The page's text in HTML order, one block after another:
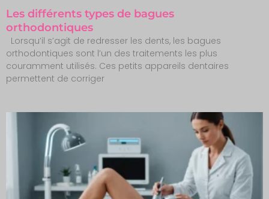
Les différents types de bagues
orthodontiques
Lorsqu’il s’agit de redresser les dents, les bagues
orthodontiques sont l’un des traitements les plus
couramment utilisés. Ces petits appareils dentaires
permettent de corriger